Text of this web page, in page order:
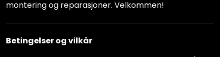
montering og reparasjoner. Velkommen!
Betingelser og vilkår